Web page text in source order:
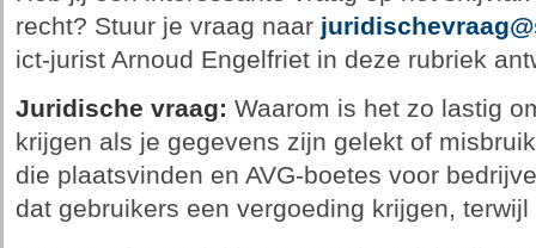
recht? Stuur je vraag naar
ict-jurist Arnoud Engelfriet in deze rubriek
Juridische vraag: Waarom is het zo lastig
krijgen als je gegevens zijn gelekt of
die plaatsvinden en AVG-boetes voor
dat gebruikers een vergoeding krijgen,